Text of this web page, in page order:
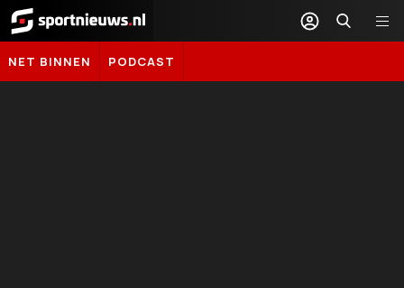
Sportnieuws.nl
NET BINNEN PODCAST